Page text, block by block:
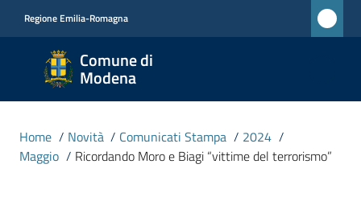
Regione Emilia-Romagna
Comune di
Modena
Comune
di
Modena
CIVICA
MONET
Home / Novità / Comunicati Stampa / 2024 /
Maggio / Ricordando Moro e Biagi “vittime del terrorismo”